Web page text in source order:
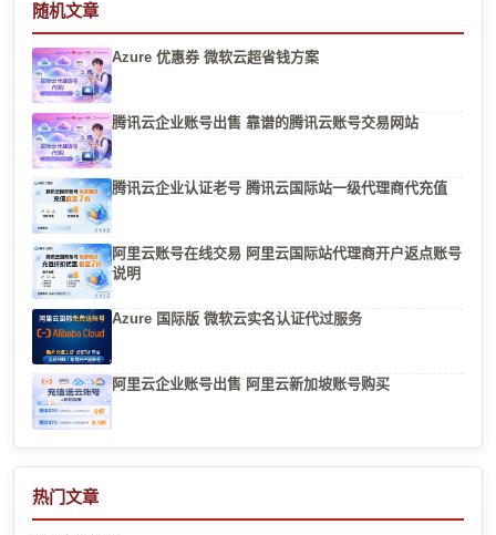
随机文章
Azure 优惠券 微软云超省钱方案
腾讯云企业账号出售 靠谱的腾讯云账号交易网站
腾讯云企业认证老号 腾讯云国际站一级代理商代充值
阿里云账号在线交易 阿里云国际站代理商开户返点账号
说明
Azure 国际版 微软云实名认证代过服务
阿里云企业账号出售 阿里云新加坡账号购买
热门文章